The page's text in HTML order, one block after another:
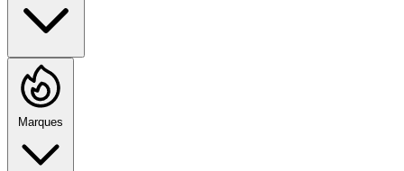
Marques